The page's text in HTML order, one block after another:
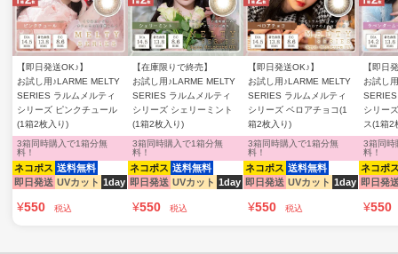
【即日発送OK♪】
お試し用♪LARME MELTY
SERIES ラルムメルティ
シリーズ ピンクチュール
(1箱2枚入り)
ネコポス 送料無料
即日発送 UVカット 1day
3箱同時購入で1箱分無
料！
¥550 税込
【在庫限りで終売】
お試し用♪LARME MELTY
SERIES ラルムメルティ
シリーズ シェリーミント
(1箱2枚入り)
ネコポス 送料無料
即日発送 UVカット 1day
3箱同時購入で1箱分無
料！
¥550 税込
【即日発送OK♪】
お試し用♪LARME MELTY
SERIES ラルムメルティ
シリーズ ベロアチョコ(1
箱2枚入り)
ネコポス 送料無料
即日発送 UVカット 1day
3箱同時購入で1箱分無
料！
¥550 税込
【即日
お試し
シリー
ス(1箱2
ネコポ
即日発
3箱同時
料！
¥550